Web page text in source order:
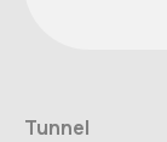
Tunnel